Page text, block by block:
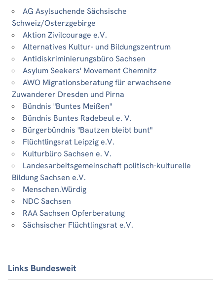
AG Asylsuchende Sächsische
Schweiz/Osterzgebirge
Aktion Zivilcourage e.V.
Alternatives Kultur- und Bildungszentrum
Antidiskriminierungsbüro Sachsen
Asylum Seekers' Movement Chemnitz
AWO Migrationsberatung für erwachsene
Zuwanderer Dresden und Pirna
Bündnis "Buntes Meißen"
Bündnis Buntes Radebeul e. V.
Bürgerbündnis "Bautzen bleibt bunt"
Flüchtlingsrat Leipzig e.V.
Kulturbüro Sachsen e. V.
Landesarbeitsgemeinschaft politisch-kulturelle
Bildung Sachsen e.V.
Menschen.Würdig
NDC Sachsen
RAA Sachsen Opferberatung
Sächsischer Flüchtlingsrat e.V.
Links Bundesweit